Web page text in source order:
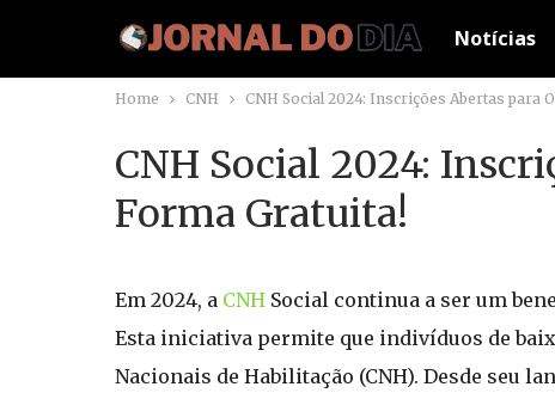
Notícias
Home CNH CNH Social 2024: Inscrições Abertas para
CNH Social 2024:
Forma Gratuita!
Em 2024, a CNH Social continua a ser um
Esta iniciativa permite que indivíduos de
Nacionais de Habilitação (CNH). Desde seu